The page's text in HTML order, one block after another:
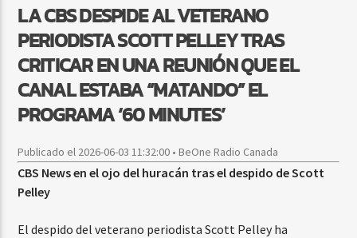
LA CBS DESPIDE AL VETERANO
PERIODISTA SCOTT PELLEY TRAS
CRITICAR EN UNA REUNIÓN QUE EL
CANAL ESTABA “MATANDO” EL
PROGRAMA ‘60 MINUTES’
Publicado el 2026-06-03 11:32:00 • BeOne Radio Canada
CBS News en el ojo del huracán tras el despido de Scott
Pelley
El despido del veterano periodista Scott Pelley ha